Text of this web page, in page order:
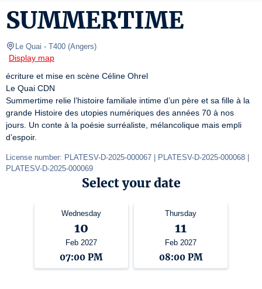
SUMMERTIME
Le Quai - T400 (Angers)
Display map
écriture et mise en scène Céline Ohrel
Le Quai CDN
Summertime relie l’histoire familiale intime d’un père et sa fille à la
grande Histoire des utopies numériques des années 70 à nos
jours. Un conte à la poésie surréaliste, mélancolique mais empli
d’espoir.
License number: PLATESV-D-2025-000067 | PLATESV-D-2025-000068 |
PLATESV-D-2025-000069
Select your date
Wednesday
10
Feb 2027
07:00 PM
Thursday
11
Feb 2027
08:00 PM